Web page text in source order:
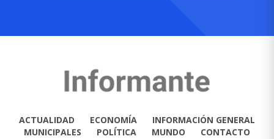
ACTUALIDAD ECONOMÍA
INFORMACIÓN GENERAL
MUNICIPALES
POLÍTICA MUNDO CONTACTO